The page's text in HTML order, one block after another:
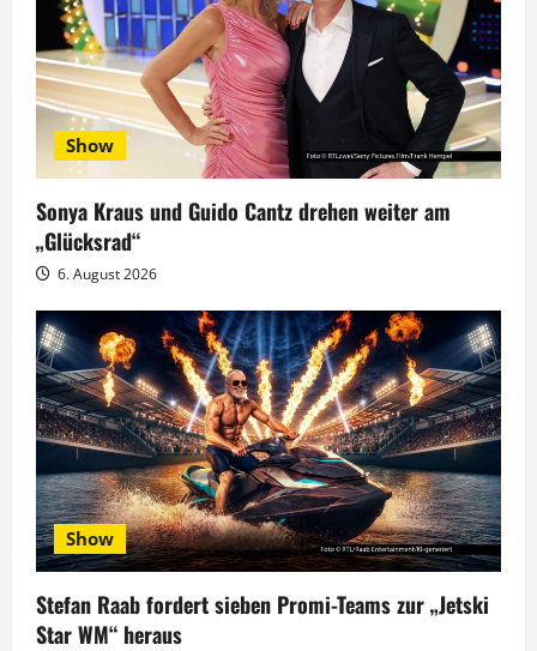
o
n
Show
Sonya Kraus und Guido Cantz drehen weiter am
„Glücksrad“
6. August 2026
Show
Stefan Raab fordert sieben Promi-Teams zur „Jetski
Star WM“ heraus